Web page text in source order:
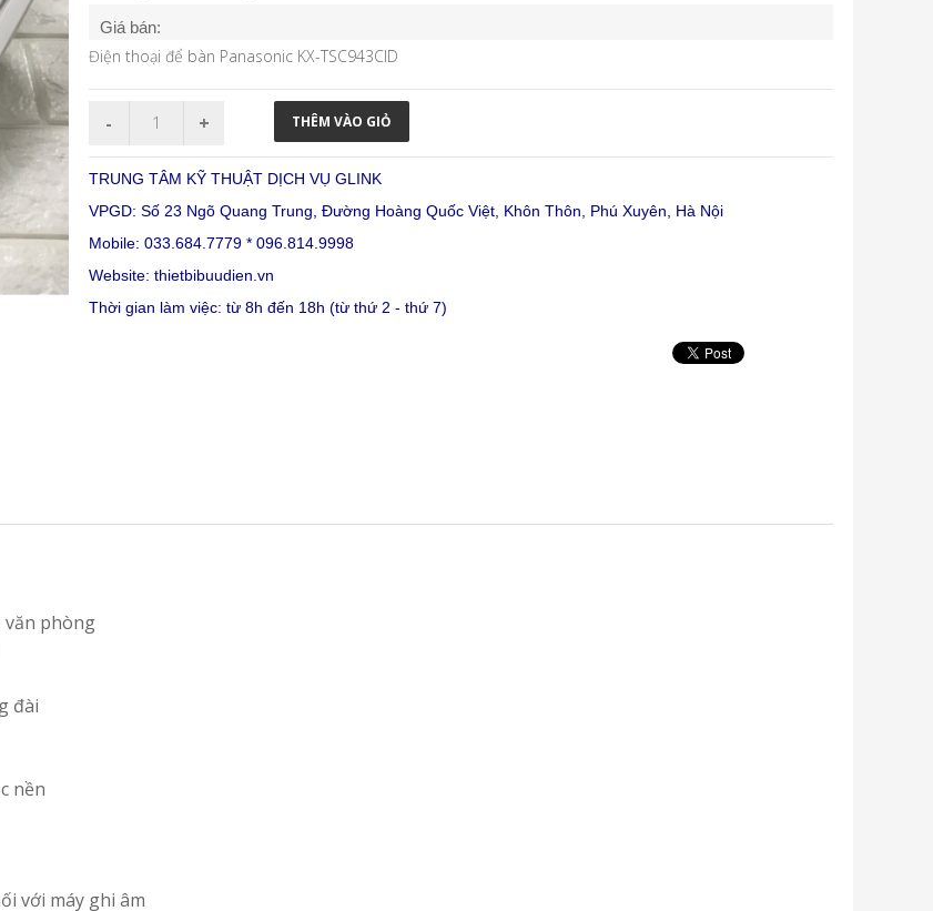
Giá bán:
Điện thoại để bàn Panasonic KX-TSC943CID
TRUNG TÂM KỸ THUẬT DỊCH VỤ GLINK
VPGD: Số 23 Ngõ Quang Trung, Đường Hoàng Quốc Việt, Khôn Thôn, Phú Xuyên, Hà Nội
Mobile: 033.684.7779 * 096.814.9998
Website: thietbibuudien.vn
Thời gian làm việc: từ 8h đến 18h (từ thứ 2 - thứ 7)
văn phòng
đài
nền
với máy ghi âm